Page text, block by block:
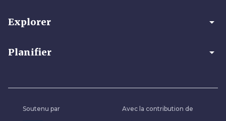
Explorer arrow_drop_down
Planifier arrow_drop_down
Soutenu par Avec la contribution de